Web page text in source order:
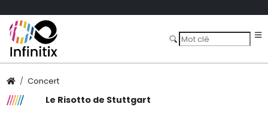
Concert
Le Risotto de Stuttgart